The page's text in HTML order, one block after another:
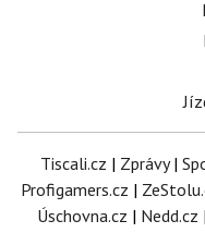
Tiscali.cz | Zprávy|
Profigamers.cz |
Úschovna.cz | Nedd.cz |